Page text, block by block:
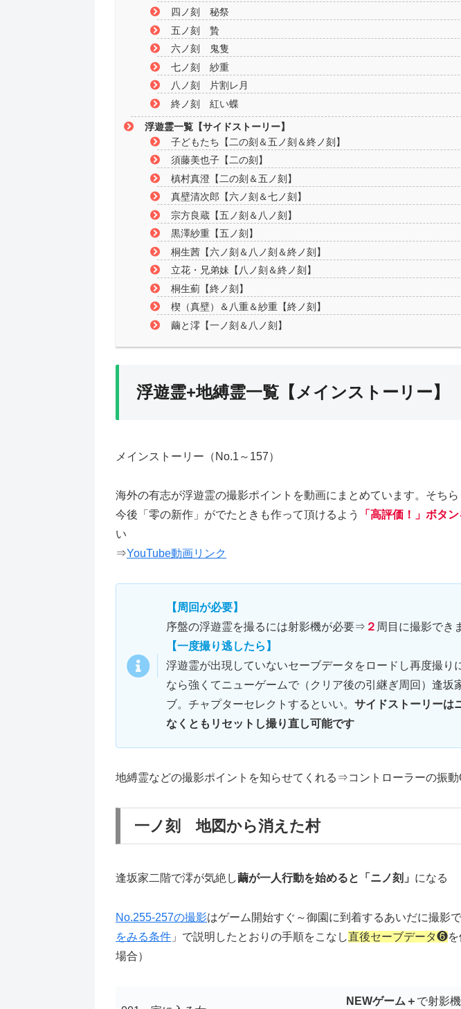
四ノ刻 秘祭
五ノ刻 贄
六ノ刻 鬼隻
七ノ刻 紗重
八ノ刻 片割レ月
終ノ刻 紅い蝶
浮遊霊一覧【サイドストーリー】
子どもたち【二の刻＆五ノ刻＆終ノ刻】
須藤美也子【二の刻】
槙村真澄【二の刻＆五ノ刻】
真壁清次郎【六ノ刻＆七ノ刻】
宗方良蔵【五ノ刻＆八ノ刻】
黒澤紗重【五ノ刻】
桐生茜【六ノ刻＆八ノ刻＆終ノ刻】
立花・兄弟妹【八ノ刻＆終ノ刻】
桐生薊【終ノ刻】
楔（真壁）＆八重＆紗重【終ノ刻】
繭と澪【一ノ刻＆八ノ刻】
浮遊霊+地縛霊一覧【メインストーリー】
メインストーリー（No.1～157）
海外の有志が浮遊霊の撮影ポイントを動画にまとめています。そちら
今後「零の新作」がでたときも作って頂けるよう
「高評価！」ボタ
い
⇒YouTube動画リンク
【周回が必要】
序盤の浮遊霊を撮るには射影機が必要⇒ ２ 周目に撮影でき
【一度撮り逃したら】
浮遊霊が出現していないセーブデータをロードし再度撮り
なら強くてニューゲームで（クリア後の引継ぎ周回）逢坂
ブ。チャプターセレクトするといい。 サイドストーリーは
なくとも リセットし撮り直し可能です
地縛霊などの撮影ポイントを知らせてくれる⇒コントローラーの振
一ノ刻 地図から消えた村
逢坂家二階で澪が気絶し繭が一人行動を始めると「ニノ刻」 になる
No.255-257の撮影はゲーム開始すぐ～御園に到着するあいだに撮影
をみる条件 」で説明したとおりの手順をこなし直後セーブデータ❻
場合）
NEWゲーム＋ で射影